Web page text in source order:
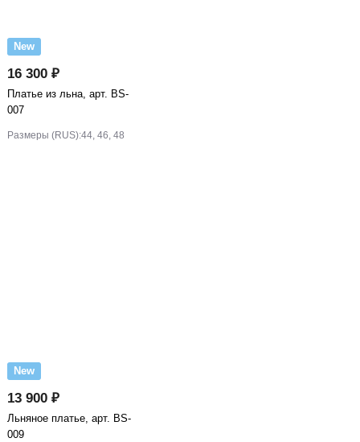
New
16 300 ₽
Платье из льна, арт. BS-
007
Размеры (RUS):44, 46, 48
New
13 900 ₽
Льняное платье, арт. BS-
009